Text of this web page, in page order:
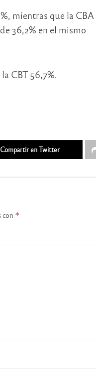
mientras que la CBA
36,2% en el mismo
CBT 56,7%.
Compartir en Twitter
con *